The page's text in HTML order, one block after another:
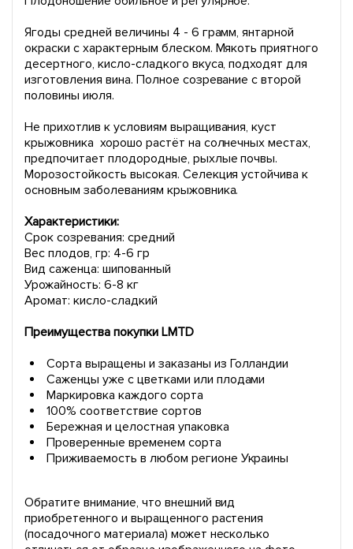
Ягоды средней величины 4 - 6 грамм, янтарной
окраски с характерным блеском. Мякоть приятного
десертного, кисло-сладкого вкуса, подходят для
изготовления вина. Полное созревание с второй
половины июля.
Не прихотлив к условиям выращивания, куст
крыжовника хорошо растёт на солнечных местах,
предпочитает плодородные, рыхлые почвы.
Морозостойкость высокая. Селекция устойчива к
основным заболеваниям крыжовника.
Характеристики:
Срок созревания: средний
Вес плодов, гр: 4-6 гр
Вид саженца: шипованный
Урожайность: 6-8 кг
Аромат: кисло-сладкий
Преимущества покупки LMTD
Сорта выращены и заказаны из Голландии
Саженцы уже с цветками или плодами
Маркировка каждого сорта
100% соответствие сортов
Бережная и целостная упаковка
Проверенные временем сорта
Приживаемость в любом регионе Украины
Обратите внимание, что внешний вид
приобретенного и выращенного растения
(посадочного материала) может несколько